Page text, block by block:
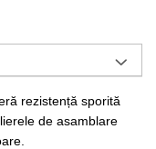
rezistență sporită
de asamblare